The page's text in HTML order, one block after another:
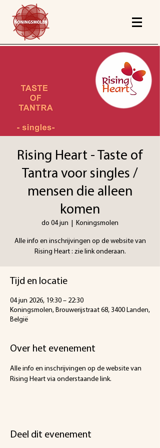
Rising Heart - Taste of
Tantra voor singles /
mensen die alleen
komen
do 04 jun
  |
Koningsmolen
Alle info en inschrijvingen op de website van
Rising Heart : zie link onderaan.
Tijd en locatie
04 jun 2026, 19:30 – 22:30
Koningsmolen, Brouwerijstraat 68, 3400 Landen,
België
Over het evenement
Alle info en inschrijvingen op de website van
Rising Heart via onderstaande link.
Deel dit evenement